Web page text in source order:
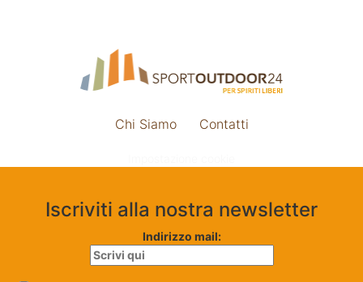
Chi Siamo Contatti
Iscriviti alla nostra newsletter
Indirizzo mail: